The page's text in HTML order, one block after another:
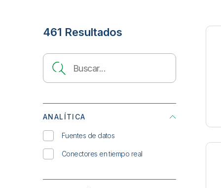
461 Resultados
Search
ANALÍTICA
Fuentes de datos
Conectores en tiempo real